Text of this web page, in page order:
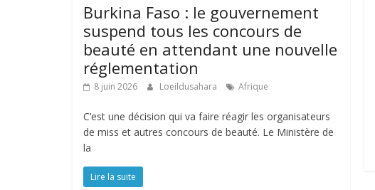
Burkina Faso : le gouvernement
suspend tous les concours de
beauté en attendant une nouvelle
réglementation
8 juin 2026 Loeildusahara Afrique
C’est une décision qui va faire réagir les organisateurs
de miss et autres concours de beauté. Le Ministère de
la
Lire la suite